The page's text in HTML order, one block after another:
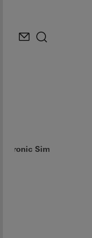
TipTronic SimplySmart